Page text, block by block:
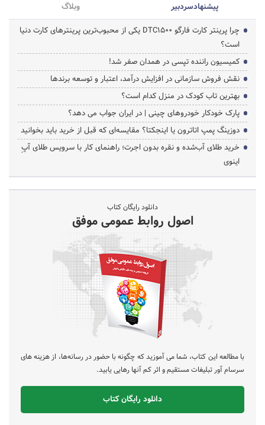
پیشنهاد‌سردبیر
وبلاگ
چرا پرینتر کارت فارگو DTC1500 یکی از محبوب‌ترین پرینترهای کارت دنیا
است؟
کمیسیون راننده تپسی در همدان صفر شد!
نقش فروش سازمانی در افزایش درآمد، اعتبار و توسعه برندها
بهترین تاب کودک در منزل کدام است؟
پارک خودکار خودروهای چینی | در ایران جواب می دهد؟
دوزینگ پمپ اتاترون یا اینجکتا؟ مقایسه‌ای که قبل از خرید باید بخوانید
خرید طلای آب‌شده و نقره بدون اجرت؛ راهنمای کار با سرویس طلای آپِ
اینوی
دانلود رایگان کتاب
اصول روابط عمومی موفق
با مطالعه این کتاب، شما می آموزید که چگونه با حضور در رسانه‌ها، از هزینه های
سرسام آور تبلیغات مستقیم و اثر کم آنها رهایی یابید.
دانلود رایگان کتاب